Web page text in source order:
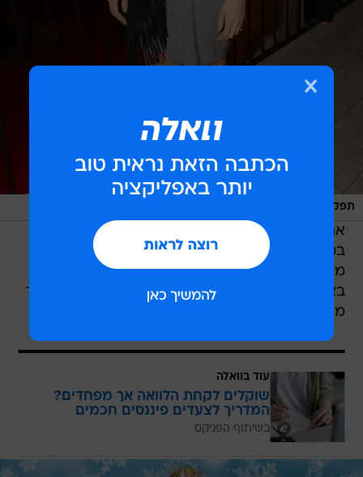
תפקיד חדש. עדי
אחרי שהחליט לבטל את הפקת 'שודדי הקריביים'
בכיכובם של עוז זהבי ולי בירן, החליט המפיק מאור
מיימון ללכת על הפקה חדשה שעדיין לא נראתה
בארץ - 'בת הים הקטנה', ומי מתאימה לתפקיד יותר
מאשר כוכבת הילדים,
עוד בוואלה
שוקלים לקחת הלוואה אך מפחדים?
המדריך לצעדים פיננסים חכמים
בשיתוף הפניקס